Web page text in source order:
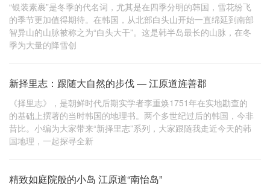
“银装素裹”是冬季的代名词，尤其是在四季分明的韩国，雪花纷飞
的季节更加值得期待。在韩国，从北部白头山开始一直绵延到南部
智异山的山脉被称之为“白头大干”。这是韩半岛最长的山脉，在冬
季为大量的降雪创
新择里志：跟随大自然的步伐 — 江原道旌善郡
《择里志》，是朝鲜时代后期实学者李重焕1751年在实地勘查的
的基础上撰著的当时韩国的地理书。两个多世纪过后的韩国，今非
昔比。小编为大家带来“新择里志”系列，大家跟随我走近今天的韩
国地理，一起探寻全新
精致如庭院般的小岛 江原道“南怡岛”